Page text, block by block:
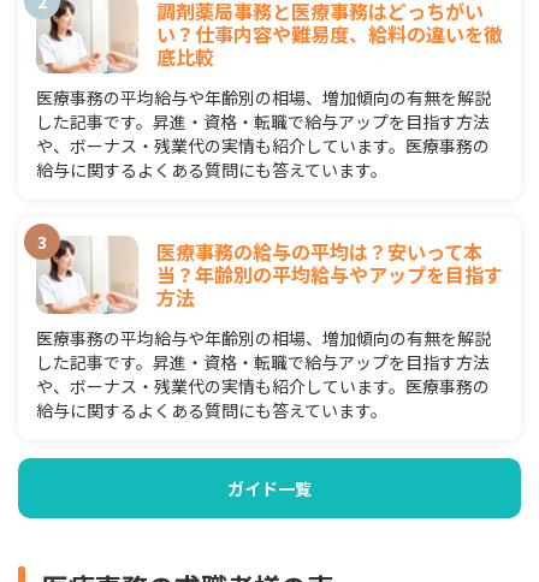
調剤薬局事務と医療事務はどっちがい
い？仕事内容や難易度、給料の違いを徹
底比較
医療事務の平均給与や年齢別の相場、増加傾向の有無を解説
した記事です。昇進・資格・転職で給与アップを目指す方法
や、ボーナス・残業代の実情も紹介しています。医療事務の
給与に関するよくある質問にも答えています。
医療事務の給与の平均は？安いって本
当？年齢別の平均給与やアップを目指す
方法
医療事務の平均給与や年齢別の相場、増加傾向の有無を解説
した記事です。昇進・資格・転職で給与アップを目指す方法
や、ボーナス・残業代の実情も紹介しています。医療事務の
給与に関するよくある質問にも答えています。
ガイド一覧